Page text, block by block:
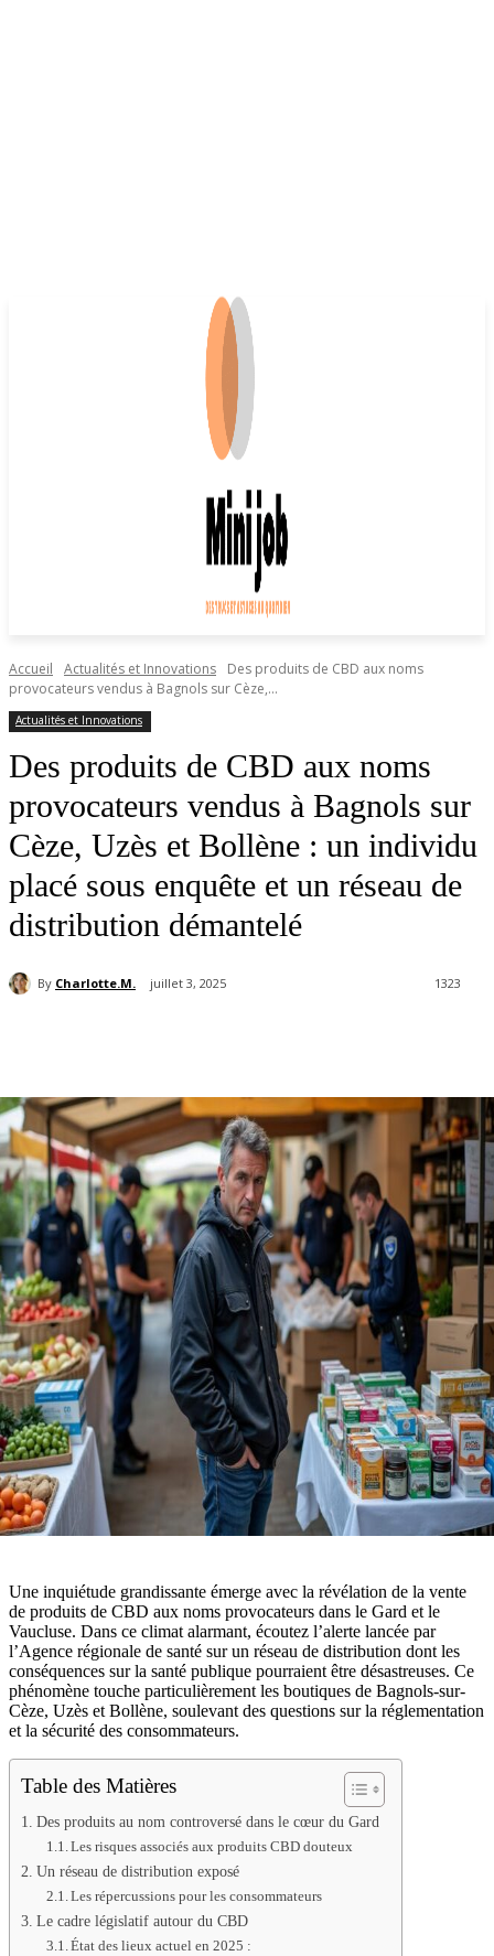
Accueil Actualités et Innovations
Des produits de CBD aux noms
provocateurs vendus à Bagnols sur Cèze,...
Actualités et Innovations
Des produits de CBD aux noms
provocateurs vendus à Bagnols sur
Cèze, Uzès et Bollène : un individu
placé sous enquête et un réseau de
distribution démantelé
By Charlotte.M. juillet 3, 2025 1323
Une inquiétude grandissante émerge avec la révélation de la vente
de produits de CBD aux noms provocateurs dans le Gard et le
Vaucluse. Dans ce climat alarmant, écoutez l’alerte lancée par
l’Agence régionale de santé sur un réseau de distribution dont les
conséquences sur la santé publique pourraient être désastreuses. Ce
phénomène touche particulièrement les boutiques de Bagnols-sur-
Cèze, Uzès et Bollène, soulevant des questions sur la réglementation
et la sécurité des consommateurs.
Table des Matières
Des produits au nom controversé dans le cœur du Gard
Les risques associés aux produits CBD douteux
Un réseau de distribution exposé
Les répercussions pour les consommateurs
Le cadre législatif autour du CBD
État des lieux actuel en 2025 :